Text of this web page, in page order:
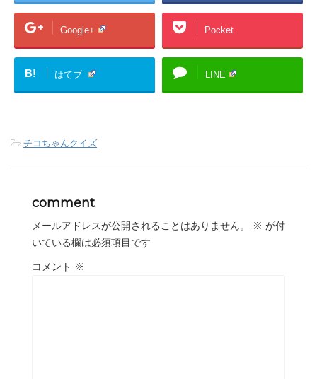
Google+ Pocket
B! はてブ LINE
-チコちゃんクイズ
comment
メールアドレスが公開されることはありません。 ※ が付
いている欄は必須項目です
コメント ※